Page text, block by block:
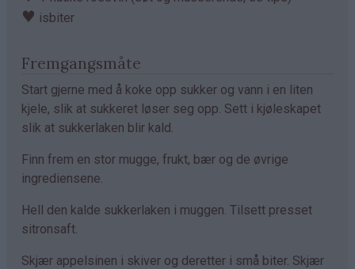
♥ isbiter
Fremgangsmåte
Start gjerne med å koke opp sukker og vann i en liten
kjele, slik at sukkeret løser seg opp. Sett i kjøleskapet
slik at sukkerlaken blir kald.
Finn frem en stor mugge, frukt, bær og de øvrige
ingrediensene.
Hell den kalde sukkerlaken i muggen. Tilsett presset
sitronsaft.
Skjær appelsinen i skiver og deretter i små biter. Skjær